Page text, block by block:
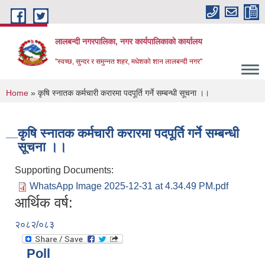
Skip to main content
लालबन्दी नगरपालिका, नगर कार्यपालिकाकाे कार्यालय
''स्वच्छ, सुन्दर र समुन्नत शहर, मधेशको शान लालबन्दी नगर''
You are here
Home » कृषि स्नातक कर्मचारी करारमा पदपूर्ति गर्ने सम्बन्धी सूचना ।।
कृषि स्नातक कर्मचारी करारमा पदपूर्ति गर्ने सम्बन्धी
सूचना ।।
Supporting Documents:
WhatsApp Image 2025-12-31 at 4.34.49 PM.pdf
आर्थिक वर्ष:
२०८२/०८३
Poll